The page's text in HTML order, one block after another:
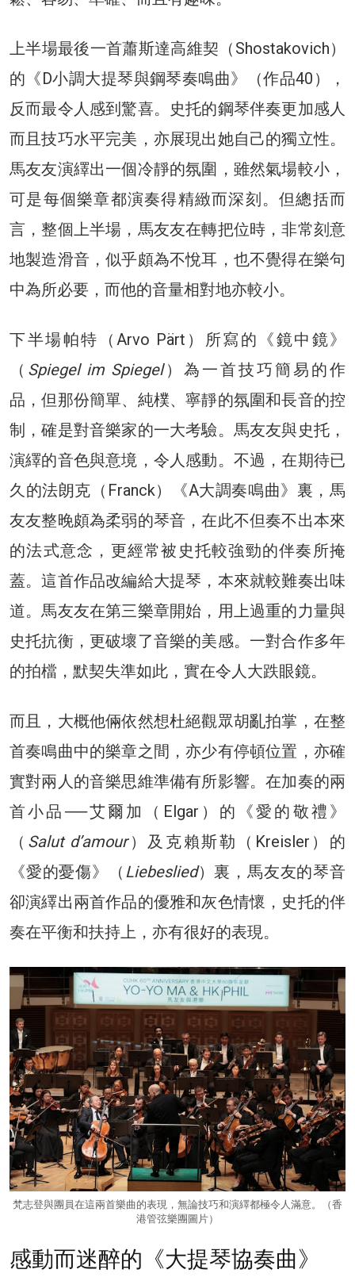
上半場最後一首蕭斯達高維契（Shostakovich）
的《D小調大提琴與鋼琴奏鳴曲》（作品40），
反而最令人感到驚喜。史托的鋼琴伴奏更加感人
而且技巧水平完美，亦展現出她自己的獨立性。
馬友友演繹出一個冷靜的氛圍，雖然氣場較小，
可是每個樂章都演奏得精緻而深刻。但總括而
言，整個上半場，馬友友在轉把位時，非常刻意
地製造滑音，似乎頗為不悅耳，也不覺得在樂句
中為所必要，而他的音量相對地亦較小。
下半場帕特（Arvo Pärt）所寫的《鏡中鏡》
（ Spiegel im Spiegel）為一首技巧簡易的作
品，但那份簡單、純樸、寧靜的氛圍和長音的控
制，確是對音樂家的一大考驗。馬友友與史托，
演繹的音色與意境，令人感動。不過，在期待已
久的法朗克（Franck）《A大調奏鳴曲》裏，馬
友友整晚頗為柔弱的琴音，在此不但奏不出本來
的法式意念，更經常被史托較強勁的伴奏所掩
蓋。這首作品改編給大提琴，本來就較難奏出味
道。馬友友在第三樂章開始，用上過重的力量與
史托抗衡，更破壞了音樂的美感。一對合作多年
的拍檔，默契失準如此，實在令人大跌眼鏡。
而且，大概他倆依然想杜絕觀眾胡亂拍掌，在整
首奏鳴曲中的樂章之間，亦少有停頓位置，亦確
實對兩人的音樂思維準備有所影響。在加奏的兩
首小品──艾爾加（Elgar）的《愛的敬禮》
（ Salut d’amour）及克賴斯勒（Kreisler）的
《愛的憂傷》（ Liebeslied）裏，馬友友的琴音
卻演繹出兩首作品的優雅和灰色情懷，史托的伴
奏在平衡和扶持上，亦有很好的表現。
梵志登與團員在這兩首樂曲的表現，無論技巧和演繹都極令人滿意。（香
港管弦樂團圖片）
感動而迷醉的《大提琴協奏曲》